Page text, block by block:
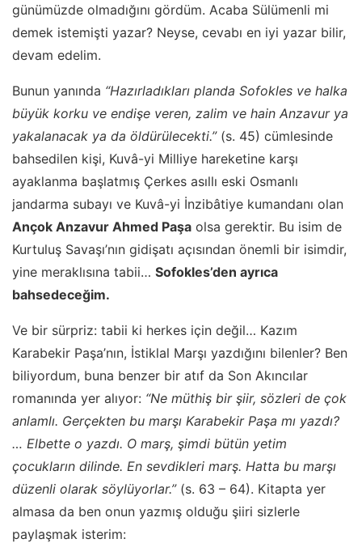
günümüzde olmadığını gördüm. Acaba Sülümenli mi
demek istemişti yazar? Neyse, cevabı en iyi yazar bilir,
devam edelim.
Bunun yanında “Hazırladıkları planda Sofokles ve halka
büyük korku ve endişe veren, zalim ve hain Anzavur ya
yakalanacak ya da öldürülecekti.”(s. 45) cümlesinde
bahsedilen kişi, Kuvâ-yi Milliye hareketine karşı
ayaklanma başlatmış Çerkes asıllı eski Osmanlı
jandarma subayı ve Kuvâ-yi İnzibâtiye kumandanı olan
Ançok Anzavur Ahmed Paşa olsa gerektir. Bu isim de
Kurtuluş Savaşı’nın gidişatı açısından önemli bir isimdir,
yine meraklısına tabii… Sofokles’den ayrıca
bahsedeceğim.
Ve bir sürpriz: tabii ki herkes için değil… Kazım
Karabekir Paşa’nın, İstiklal Marşı yazdığını bilenler? Ben
biliyordum, buna benzer bir atıf da Son Akıncılar
romanında yer alıyor: “Ne müthiş bir şiir, sözleri de çok
anlamlı. Gerçekten bu marşı Karabekir Paşa mı yazdı?
… Elbette o yazdı. O marş, şimdi bütün yetim
çocukların dilinde. En sevdikleri marş. Hatta bu marşı
düzenli olarak söylüyorlar.”(s. 63 – 64). Kitapta yer
almasa da ben onun yazmış olduğu şiiri sizlerle
paylaşmak isterim: